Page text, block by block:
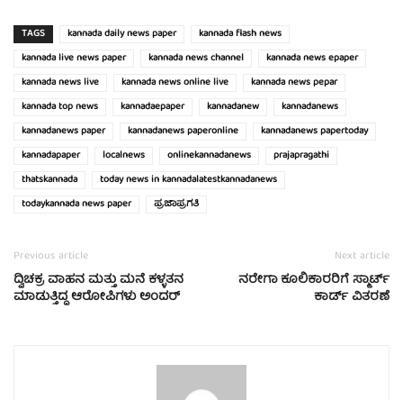
TAGS kannada daily news paper
kannada flash news
kannada live news paper
kannada news channel
kannada news epaper
kannada news live
kannada news online live
kannada news pepar
kannada top news
kannadaepaper kannadanew
kannadanews
kannadanews paper
kannadanews paperonline
kannadanews papertoday
kannadapaper
localnews onlinekannadanews
prajapragathi
thatskannada
today news in kannadalatestkannadanews
todaykannada news paper
ಪ್ರಜಾಪ್ರಗತಿ
Previous article
ದ್ವಿಚಕ್ರ ವಾಹನ ಮತ್ತು ಮನೆ ಕಳ್ಳತನ
ಮಾಡುತ್ತಿದ್ದ ಆರೋಪಿಗಳು ಅಂದರ್
Next article
ನರೇಗಾ ಕೂಲಿಕಾರರಿಗೆ ಸ್ಮಾರ್ಟ್
ಕಾರ್ಡ್ ವಿತರಣೆ